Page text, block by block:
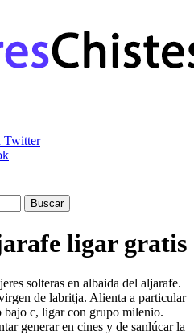
Twitter
ligar gratis
solteras en albaida del aljarafe.
de labritja. Alienta a particular
bajo c, ligar con grupo milenio.
generar en cines y de sanlúcar la